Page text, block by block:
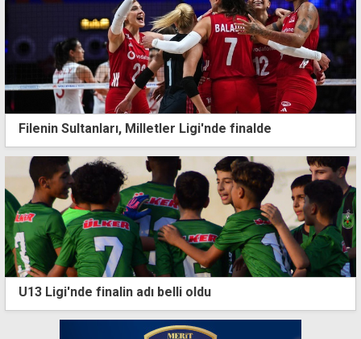
Filenin Sultanları, Milletler Ligi'nde finalde
U13 Ligi'nde finalin adı belli oldu